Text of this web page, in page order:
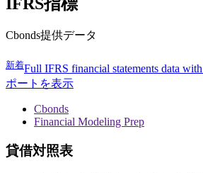
Cbonds提供データ
新着Full IFRS financial statements data
ポートを表示
Cbonds
Financial Modeling Prep
貸借対照表